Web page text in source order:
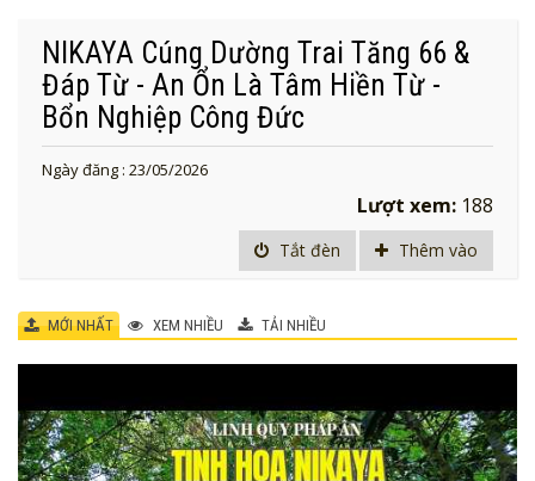
NIKAYA Cúng Dường Trai Tăng 66 &
Đáp Từ - An Ổn Là Tâm Hiền Từ -
Bổn Nghiệp Công Đức
Ngày đăng : 23/05/2026
Lượt xem: 188
Tắt đèn Thêm vào
MỚI NHẤT XEM NHIỀU TẢI NHIỀU